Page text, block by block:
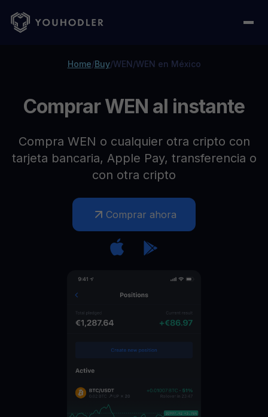
Home/Buy/WEN/WEN en México
Comprar WEN al instante
Compra WEN o cualquier otra cripto con
tarjeta bancaria, Apple Pay, transferencia o
con otra cripto
Comprar ahora